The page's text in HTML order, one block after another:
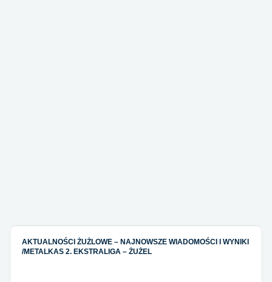
AKTUALNOŚCI ŻUŻLOWE – NAJNOWSZE WIADOMOŚCI I WYNIKI
/METALKAS 2. EKSTRALIGA – ŻUŻEL